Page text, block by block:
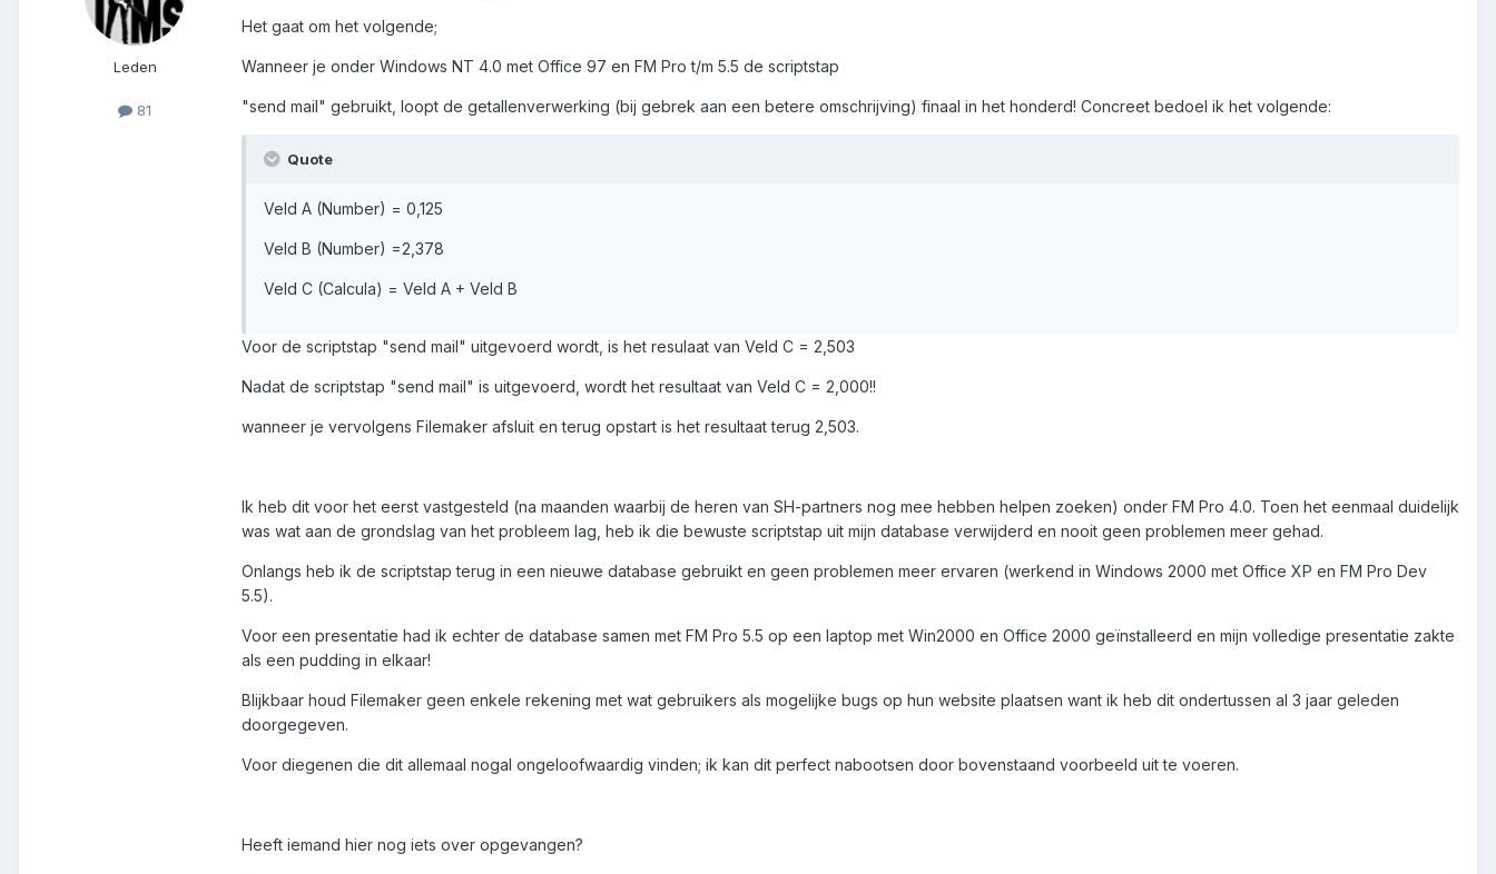
Leden
81
Het gaat om het volgende;
Wanneer je onder Windows NT 4.0 met Office 97 en FM Pro t/m 5.5 de scriptstap
"send mail" gebruikt, loopt de getallenverwerking (bij gebrek aan een betere omschrijving) finaal in het honderd! Concreet bedoel ik het volgende:
Quote
Veld A (Number) = 0,125
Veld B (Number) =2,378
Veld C (Calcula) = Veld A + Veld B
Voor de scriptstap "send mail" uitgevoerd wordt, is het resulaat van Veld C = 2,503
Nadat de scriptstap "send mail" is uitgevoerd, wordt het resultaat van Veld C = 2,000!!
wanneer je vervolgens Filemaker afsluit en terug opstart is het resultaat terug 2,503.
Ik heb dit voor het eerst vastgesteld (na maanden waarbij de heren van SH-partners nog mee hebben helpen zoeken) onder FM Pro 4.0. Toen het eenmaal duidelijk
was wat aan de grondslag van het probleem lag, heb ik die bewuste scriptstap uit mijn database verwijderd en nooit geen problemen meer gehad.
Onlangs heb ik de scriptstap terug in een nieuwe database gebruikt en geen problemen meer ervaren (werkend in Windows 2000 met Office XP en FM Pro Dev
5.5).
Voor een presentatie had ik echter de database samen met FM Pro 5.5 op een laptop met Win2000 en Office 2000 geïnstalleerd en mijn volledige presentatie zakte
als een pudding in elkaar!
Blijkbaar houd Filemaker geen enkele rekening met wat gebruikers als mogelijke bugs op hun website plaatsen want ik heb dit ondertussen al 3 jaar geleden
doorgegeven.
Voor diegenen die dit allemaal nogal ongeloofwaardig vinden; ik kan dit perfect nabootsen door bovenstaand voorbeeld uit te voeren.
Heeft iemand hier nog iets over opgevangen?